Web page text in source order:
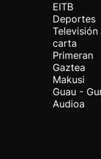
EITB
Deportes
Televisión
carta
Primeran
Gaztea
Makusi
Guau -
Audioa